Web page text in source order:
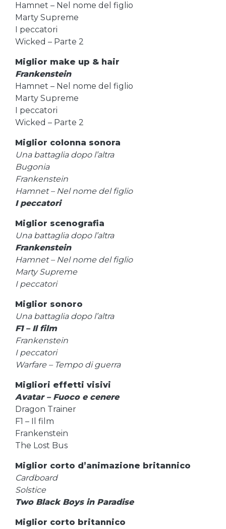
Hamnet – Nel nome del figlio
Marty Supreme
I peccatori
Wicked – Parte 2
Miglior make up & hair
Frankenstein
Hamnet – Nel nome del figlio
Marty Supreme
I peccatori
Wicked – Parte 2
Miglior colonna sonora
Una battaglia dopo l’altra
Bugonia
Frankenstein
Hamnet – Nel nome del figlio
I peccatori
Miglior scenografia
Una battaglia dopo l’altra
Frankenstein
Hamnet – Nel nome del figlio
Marty Supreme
I peccatori
Miglior sonoro
Una battaglia dopo l’altra
F1 – Il film
Frankenstein
I peccatori
Warfare – Tempo di guerra
Migliori effetti visivi
Avatar – Fuoco e cenere
Dragon Trainer
F1 – Il film
Frankenstein
The Lost Bus
Miglior corto d’animazione britannico
Cardboard
Solstice
Two Black Boys in Paradise
Miglior corto britannico